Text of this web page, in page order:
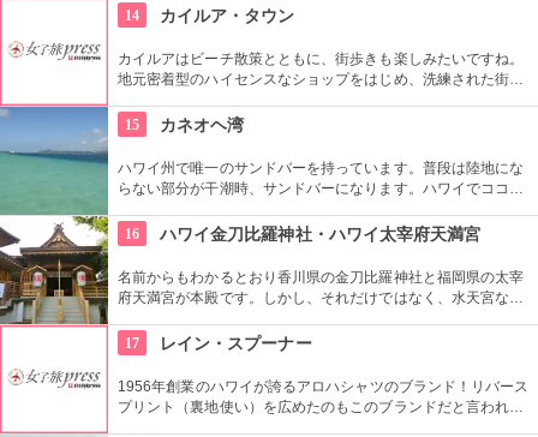
ど、ハワイの街やビーチに合いそうな雰囲気のファッションも
豊富です。
14 カイルア・タウン
カイルアはビーチ散策とともに、街歩きも楽しみたいですね。
地元密着型のハイセンスなショップをはじめ、洗練された街並
ズ」がオープンし、地元の人たちの間でも「さらに便利になっ
た」との評判です。
15 カネオヘ湾
ハワイ州で唯一のサンドバーを持っています。普段は陸地にな
らない部分が干潮時、サンドバーになります。ハワイでココで
シュノーケルやカヤック、クルーズなどのアクティビティも楽
しめますよ。
16 ハワイ金刀比羅神社・ハワイ太宰府天満宮
名前からもわかるとおり香川県の金刀比羅神社と福岡県の太宰
府天満宮が本殿です。しかし、それだけではなく、水天宮など
いいですね。もちろん、全部回ってあらゆるお願いをする人
も。
17 レイン・スプーナー
1956年創業のハワイが誇るアロハシャツのブランド！リバース
プリント（裏地使い）を広めたのもこのブランドだと言われて